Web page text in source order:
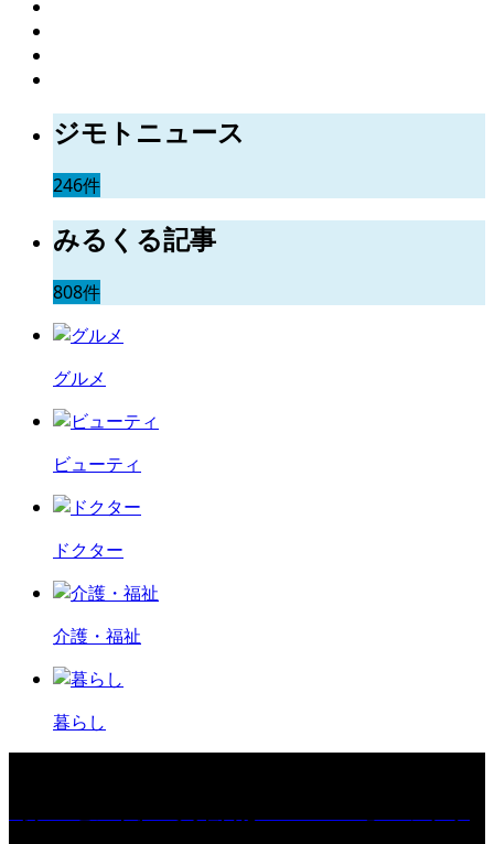
ジモトニュース
246件
みるくる記事
808件
グルメ
ビューティ
ドクター
介護・福祉
暮らし